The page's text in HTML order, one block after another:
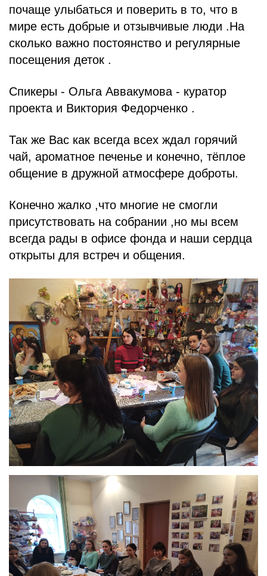
почаще улыбаться и поверить в то, что в
мире есть добрые и отзывчивые люди .На
сколько важно постоянство и регулярные
посещения деток .
Спикеры - Ольга Аввакумова - куратор
проекта и Виктория Федорченко .
Так же Вас как всегда всех ждал горячий
чай, ароматное печенье и конечно, тёплое
общение в дружной атмосфере доброты.
Конечно жалко ,что многие не смогли
присутствовать на собрании ,но мы всем
всегда рады в офисе фонда и наши сердца
открыты для встреч и общения.